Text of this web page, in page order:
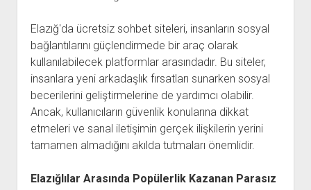
Elazığ'da ücretsiz sohbet siteleri, insanların sosyal
bağlantılarını güçlendirmede bir araç olarak
kullanılabilecek platformlar arasındadır. Bu siteler,
insanlara yeni arkadaşlık fırsatları sunarken sosyal
becerilerini geliştirmelerine de yardımcı olabilir.
Ancak, kullanıcıların güvenlik konularına dikkat
etmeleri ve sanal iletişimin gerçek ilişkilerin yerini
tamamen almadığını akılda tutmaları önemlidir.
Elazığlılar Arasında Popülerlik Kazanan Parasız